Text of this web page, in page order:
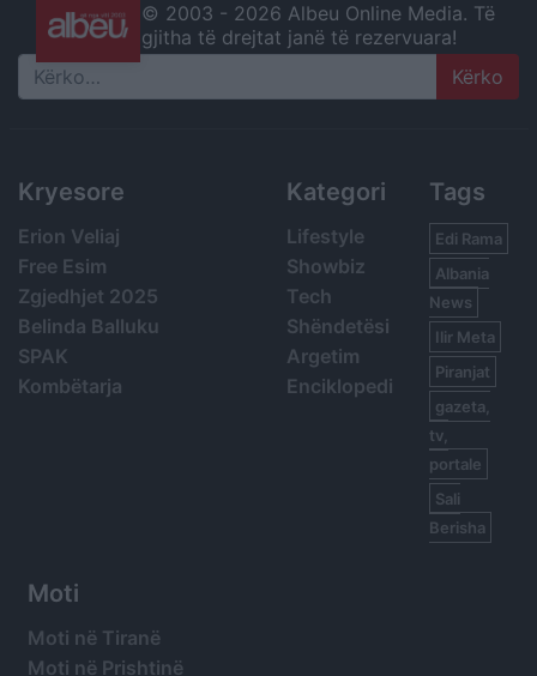
© 2003 - 2026 Albeu Online Media. Të
gjitha të drejtat janë të rezervuara!
Search
Kryesore
Erion Veliaj
Free Esim
Zgjedhjet 2025
Belinda Balluku
SPAK
Kombëtarja
Kategori
Lifestyle
Showbiz
Tech
Shëndetësi
Argetim
Enciklopedi
Tags
Edi Rama
Albania
News
Ilir Meta
Piranjat
gazeta,
tv,
portale
Sali
Berisha
Moti
Moti në Tiranë
Moti në Prishtinë